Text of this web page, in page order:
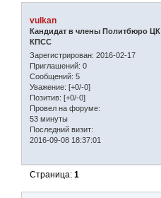
vulkan
Кандидат в члены Политбюро ЦК
КПСС
Зарегистрирован: 2016-02-17
Приглашений: 0
Сообщений: 5
Уважение: [+0/-0]
Позитив: [+0/-0]
Провел на форуме:
53 минуты
Последний визит:
2016-09-08 18:37:01
Страница:1